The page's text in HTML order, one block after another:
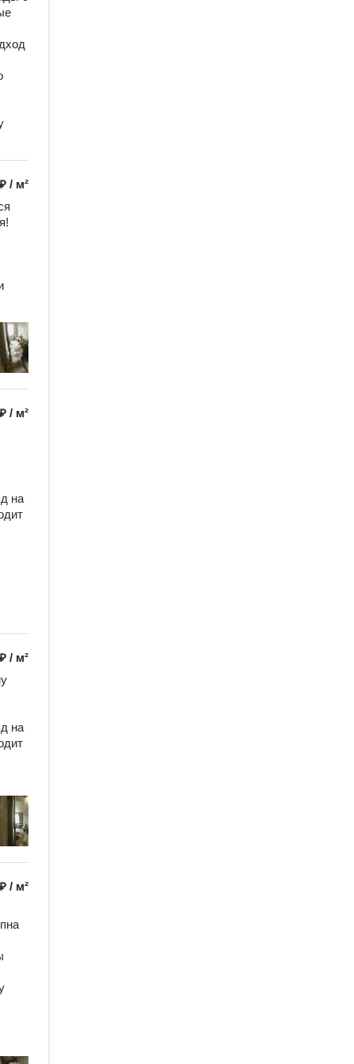
/ м²
/ м²
на
/ м²
на
/ м²